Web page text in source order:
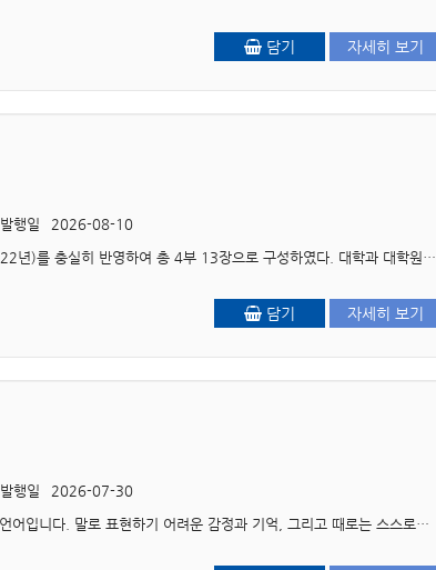
담기 자세히 보기
발행일
2026-08-10
머리말 본서는 한국사회복지교육협의회의 사회복지학 교과목 지침서(2022년)를 충실히 반영하여 총 4부 13장으로 구성하였다. 대학과 대학원의 ‘사회복지실천기술론’ 강의 교재로 활..
담기 자세히 보기
발행일
2026-07-30
저자 서문 미술은 인간의 내면을 드러내고 치유하는 힘을 지닌 보편적인 언어입니다. 말로 표현하기 어려운 감정과 기억, 그리고 때로는 스스로도 잘 알지 못했던 마음의 깊은 이야기들이 그림과..